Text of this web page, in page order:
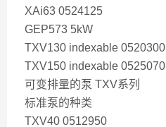
XAi63 0524125
GEP573 5kW
TXV130 indexable 0520300
TXV150 indexable 0525070
可变排量的泵 TXV系列
标准泵的种类
TXV40 0512950